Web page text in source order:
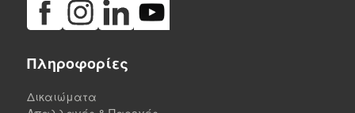
Πληροφορίες
Δικαιώματα